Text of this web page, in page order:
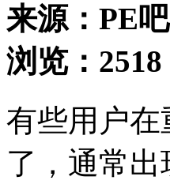
来源： PE吧
浏览： 2518
有些用户
了，通常